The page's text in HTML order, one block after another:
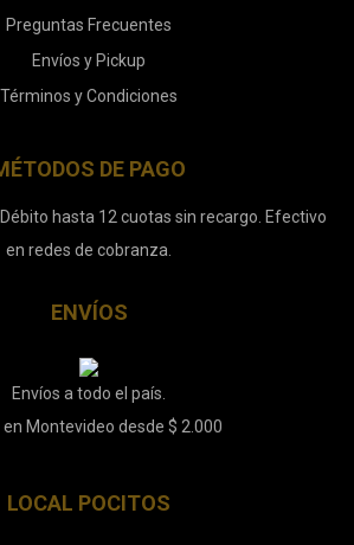
Preguntas Frecuentes
Envíos y Pickup
Términos y Condiciones
DE PAGO
hasta 12 cuotas sin recargo. Efectivo
en redes de cobranza.
ENVÍOS
Envíos a todo el país.
en Montevideo desde $ 2.000
LOCAL POCITOS